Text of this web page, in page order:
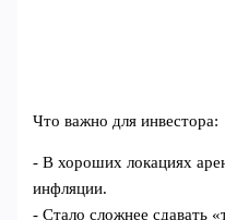
Что важно для инвестора:
- В хороших локациях
инфляции.
- Стало сложнее сдавать